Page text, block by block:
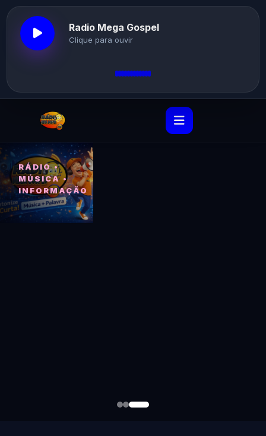
Radio Mega Gospel
Clique para ouvir
RÁDIO •
MÚSICA •
INFORMAÇÃO